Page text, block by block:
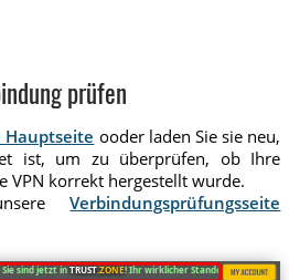
prüfen
Hauptseite ooder laden Sie sie neu,
ist, um zu überprüfen, ob Ihre
VPN korrekt hergestellt wurde.
Verbindungsprüfungsseite
Sie sind jetzt inTRUST.ZONE! Ihr wirklicher Standort ist